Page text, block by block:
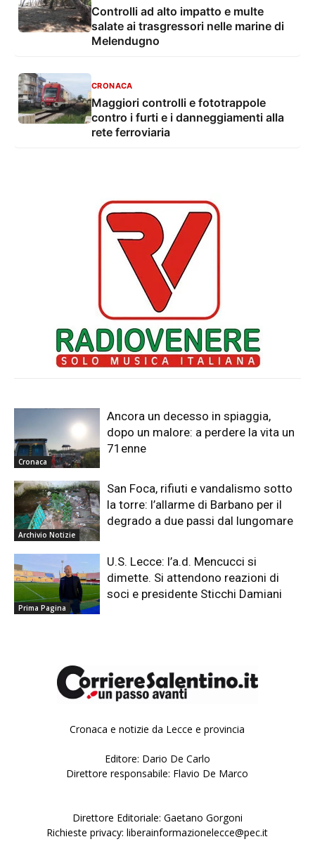
Controlli ad alto impatto e multe
salate ai trasgressori nelle marine di
Melendugno
CRONACA
Maggiori controlli e fototrappole
contro i furti e i danneggiamenti alla
rete ferroviaria
Cronaca
Ancora un decesso in spiaggia,
dopo un malore: a perdere la vita un
71enne
Archivio Notizie
San Foca, rifiuti e vandalismo sotto
la torre: l’allarme di Barbano per il
degrado a due passi dal lungomare
Prima Pagina
U.S. Lecce: l’a.d. Mencucci si
dimette. Si attendono reazioni di
soci e presidente Sticchi Damiani
Cronaca e notizie da Lecce e provincia
Editore: Dario De Carlo
Direttore responsabile: Flavio De Marco
Direttore Editoriale: Gaetano Gorgoni
Richieste privacy: liberainformazionelecce@pec.it